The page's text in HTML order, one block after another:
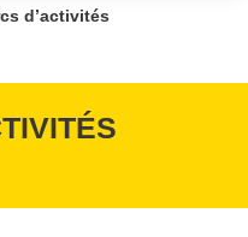
d’activités